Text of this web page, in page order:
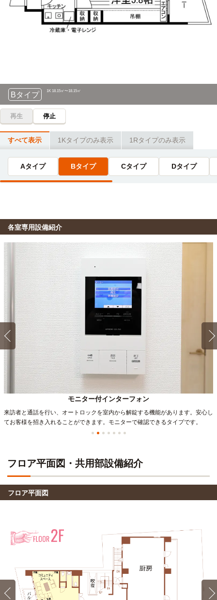
鹿児島外語学院
自転車
9分
Bタイプ 1K 18.15㎡〜18.15㎡
Aタイプ 1K 18.15㎡〜18.15㎡
E’タイプ 1R 18.15㎡〜18.15㎡
再生 停止
すべて表示 1Kタイプのみ表示 1Rタイプのみ表示
Aタイプ Bタイプ Cタイプ Dタイプ
各室専用設備紹介
モニター付インターフォン
来訪者と通話を行い、オートロックを室内から解錠する機能があります。安心し
てお客様を招き入れることができます。モニターで確認できるタイプです。
フロア平面図・共用部設備紹介
フロア平面図